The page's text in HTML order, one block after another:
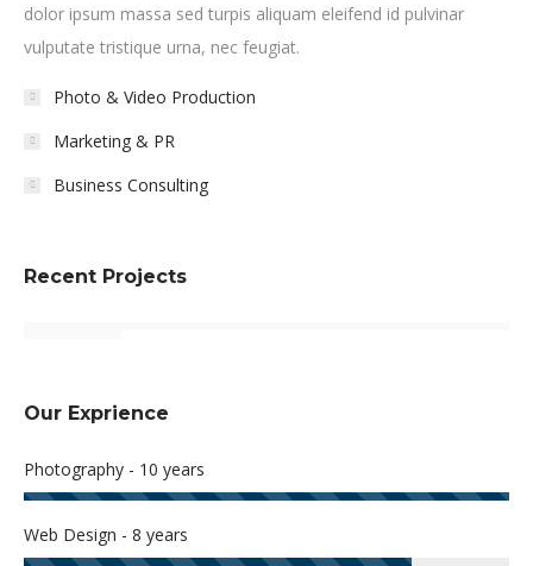
dolor ipsum massa sed turpis aliquam eleifend id pulvinar
vulputate tristique urna, nec feugiat.
Photo & Video Production
Marketing & PR
Business Consulting
Recent Projects
Our Exprience
Photography - 10 years
Web Design - 8 years